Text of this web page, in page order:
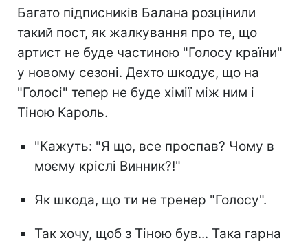
Багато підписників Балана розцінили
такий пост, як жалкування про те, що
артист не буде частиною "Голосу країни"
у новому сезоні. Дехто шкодує, що на
"Голосі" тепер не буде хімії між ним і
Тіною Кароль.
"Кажуть: "Я що, все проспав? Чому в
моєму кріслі Винник?!"
Як шкода, що ти не тренер "Голосу".
Так хочу, щоб з Тіною був... Така гарна